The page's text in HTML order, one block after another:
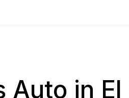
Auto in